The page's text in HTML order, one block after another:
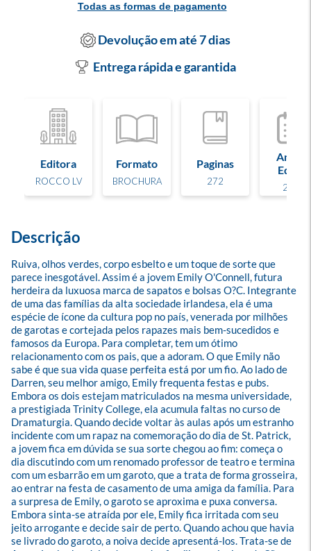
Todas as formas de pagamento
Devolução em até 7 dias
Entrega rápida e garantida
Editora
ROCCO LV
Formato
BROCHURA
Paginas
272
Ano de
Edição
2015
Descrição
Ruiva, olhos verdes, corpo esbelto e um toque de sorte que
parece inesgotável. Assim é a jovem Emily O'Connell, futura
herdeira da luxuosa marca de sapatos e bolsas O?C. Integrante
de uma das famílias da alta sociedade irlandesa, ela é uma
espécie de ícone da cultura pop no país, venerada por milhões
de garotas e cortejada pelos rapazes mais bem-sucedidos e
famosos da Europa. Para completar, tem um ótimo
relacionamento com os pais, que a adoram. O que Emily não
sabe é que sua vida quase perfeita está por um fio. Ao lado de
Darren, seu melhor amigo, Emily frequenta festas e pubs.
Embora os dois estejam matriculados na mesma universidade,
a prestigiada Trinity College, ela acumula faltas no curso de
Dramaturgia. Quando decide voltar às aulas após um estranho
incidente com um rapaz na comemoração do dia de St. Patrick,
a jovem fica em dúvida se sua sorte chegou ao fim: começa o
dia discutindo com um renomado professor de teatro e termina
com um esbarrão em um garoto, que a trata de forma grosseira,
ao entrar na festa de casamento de uma amiga da família. Para
a surpresa de Emily, o garoto se aproxima e puxa conversa.
Embora sinta-se atraída por ele, Emily fica irritada com seu
jeito arrogante e decide sair de perto. Quando achou que havia
se livrado do garoto, a noiva decide apresentá-los. Trata-se de